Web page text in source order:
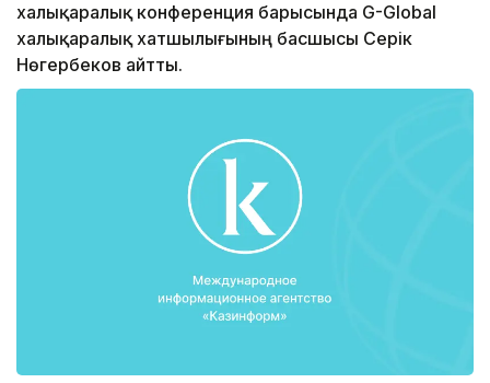
халықаралық конференция барысында G-Global
халықаралық хатшылығының басшысы Серік
Нөгербеков айтты.